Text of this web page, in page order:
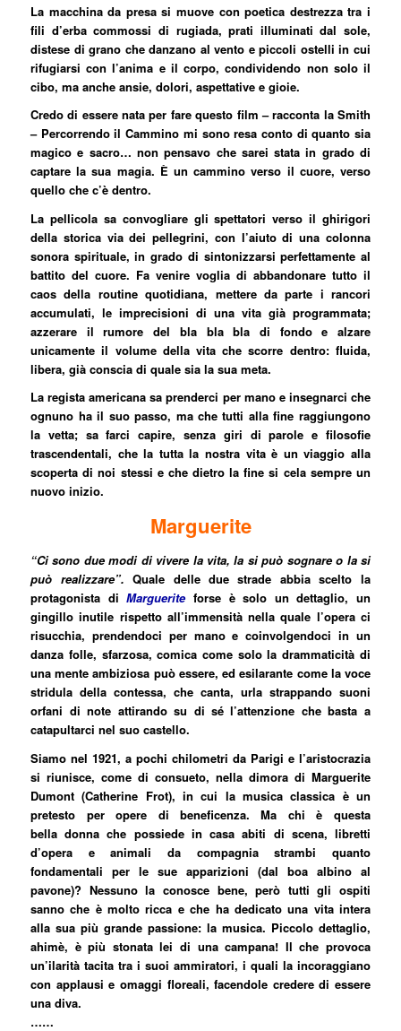
La macchina da presa si muove con poetica destrezza tra i
fili d’erba commossi di rugiada, prati illuminati dal sole,
distese di grano che danzano al vento e piccoli ostelli in cui
rifugiarsi con l’anima e il corpo, condividendo non solo il
cibo, ma anche ansie, dolori, aspettative e gioie.
Credo di essere nata per fare questo film – racconta la Smith
– Percorrendo il Cammino mi sono resa conto di quanto sia
magico e sacro… non pensavo che sarei stata in grado di
captare la sua magia. È un cammino verso il cuore, verso
quello che c’è dentro.
La pellicola sa convogliare gli spettatori verso il ghirigori
della storica via dei pellegrini, con l’aiuto di una colonna
sonora spirituale, in grado di sintonizzarsi perfettamente al
battito del cuore. Fa venire voglia di abbandonare tutto il
caos della routine quotidiana, mettere da parte i rancori
accumulati, le imprecisioni di una vita già programmata;
azzerare il rumore del bla bla bla di fondo e alzare
unicamente il volume della vita che scorre dentro: fluida,
libera, già conscia di quale sia la sua meta.
La regista americana sa prenderci per mano e insegnarci che
ognuno ha il suo passo, ma che tutti alla fine raggiungono
la vetta; sa farci capire, senza giri di parole e filosofie
trascendentali, che la tutta la nostra vita è un viaggio alla
scoperta di noi stessi e che dietro la fine si cela sempre un
nuovo inizio.
Marguerite
“Ci sono due modi di vivere la vita, la si può sognare o la si
può realizzare”.Quale delle due strade abbia scelto la
protagonista diMargueriteforse è solo un dettaglio, un
gingillo inutile rispetto all’immensità nella quale l’opera ci
risucchia, prendendoci per mano e coinvolgendoci in un
danza folle, sfarzosa, comica come solo la drammaticità di
una mente ambiziosa può essere, ed esilarante come la voce
stridula della contessa, che canta, urla strappando suoni
orfani di note attirando su di sé l’attenzione che basta a
catapultarci nel suo castello.
Siamo nel 1921, a pochi chilometri da Parigi e l’aristocrazia
si riunisce, come di consueto, nella dimora di Marguerite
Dumont (Catherine Frot), in cui la musica classica è un
pretesto per opere di beneficenza. Ma chi è questa
bella donna che possiede in casa abiti di scena, libretti
d’opera e animali da compagnia strambi quanto
fondamentali per le sue apparizioni (dal boa albino al
pavone)? Nessuno la conosce bene, però tutti gli ospiti
sanno che è molto ricca e che ha dedicato una vita intera
alla sua più grande passione: la musica. Piccolo dettaglio,
ahimè, è più stonata lei di una campana! Il che provoca
un’ilarità tacita tra i suoi ammiratori, i quali la incoraggiano
con applausi e omaggi floreali, facendole credere di essere
una diva.
……